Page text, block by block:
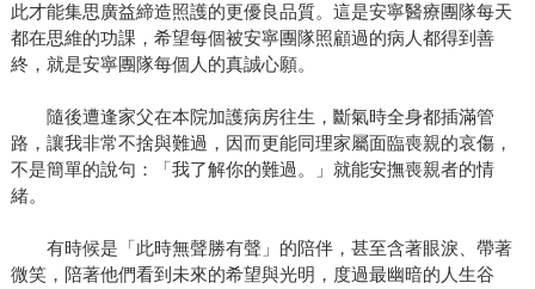
此才能集思廣益締造照護的更優良品質。這是安寧醫療團隊每天
都在思維的功課，希望每個被安寧團隊照顧過的病人都得到善
終，就是安寧團隊每個人的真誠心願。
隨後遭逢家父在本院加護病房往生，斷氣時全身都插滿管
路，讓我非常不捨與難過，因而更能同理家屬面臨喪親的哀傷，
不是簡單的說句：「我了解你的難過。」就能安撫喪親者的情
緒。
有時候是「此時無聲勝有聲」的陪伴，甚至含著眼淚、帶著
微笑，陪著他們看到未來的希望與光明，度過最幽暗的人生谷